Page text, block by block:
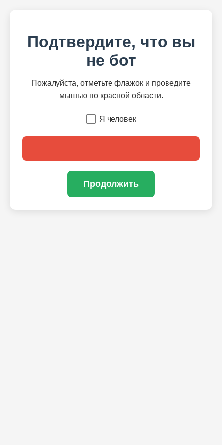
Подтвердите, что вы
не бот
Пожалуйста, отметьте флажок и проведите
мышью по красной области.
Я человек
Продолжить